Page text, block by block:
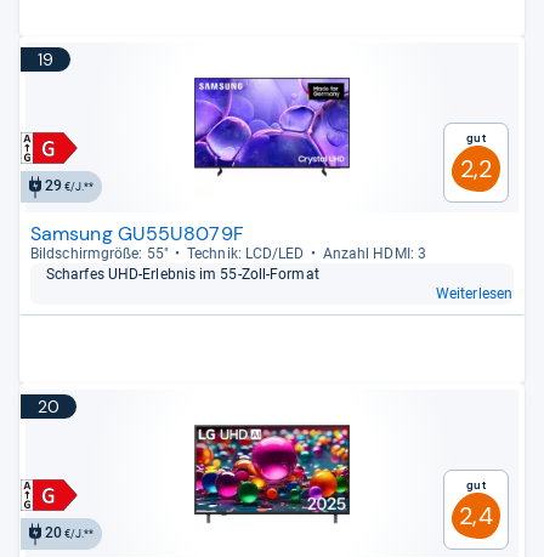
19
29 €/J.**
Gut
2,2
Samsung GU55U8079F
Bild­schirm­größe: 55" Tech­nik: LCD/LED
Anzahl HDMI: 3
Schar­fes UHD-​Erleb­nis im 55-​Zoll-​For­mat
Weiterlesen
20
20€/J.**
Gut
2,4